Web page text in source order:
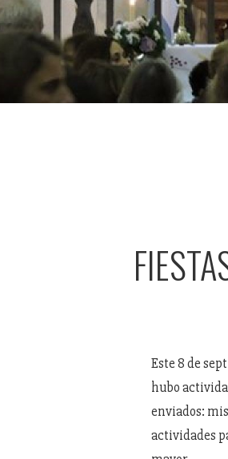
Este 8 de
hubo
enviados:
actividades